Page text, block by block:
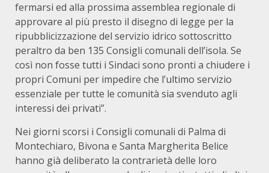
fermarsi ed alla prossima assemblea regionale di
approvare al più presto il disegno di legge per la
ripubblicizzazione del servizio idrico sottoscritto
peraltro da ben 135 Consigli comunali dell’isola. Se
così non fosse tutti i Sindaci sono pronti a chiudere i
propri Comuni per impedire che l’ultimo servizio
essenziale per tutte le comunità sia svenduto agli
interessi dei privati”.
Nei giorni scorsi i Consigli comunali di Palma di
Montechiaro, Bivona e Santa Margherita Belice
hanno già deliberato la contrarietà delle loro